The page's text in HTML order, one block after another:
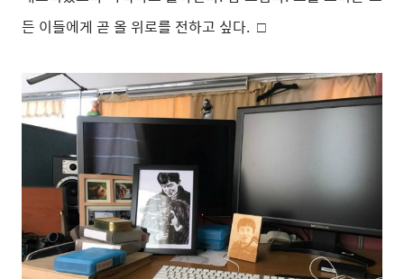
든 이들에게 곧 올 위로를 전하고 싶다. □